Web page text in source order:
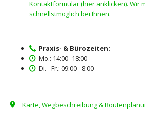
Kontaktformular (hier anklicken). Wir
schnellstmöglich bei Ihnen.
Praxis- & Bürozeiten:
Mo.: 14:00 -18:00
Di. - Fr.: 09:00 - 8:00
Karte, Wegbeschreibung &